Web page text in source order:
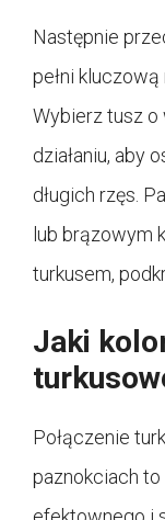
Następnie
pełni
Wybierz tusz o
działaniu, aby
długich rzęs.
lub brązowym
turkusem,
Jaki
Połączenie
paznokciach